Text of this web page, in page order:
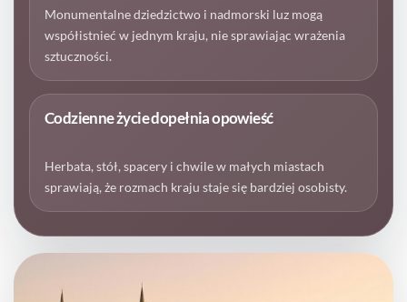
Monumentalne dziedzictwo i nadmorski luz mogą
współistnieć w jednym kraju, nie sprawiając wrażenia
sztuczności.
Codzienne życie dopełnia opowieść
Herbata, stół, spacery i chwile w małych miastach
sprawiają, że rozmach kraju staje się bardziej osobisty.